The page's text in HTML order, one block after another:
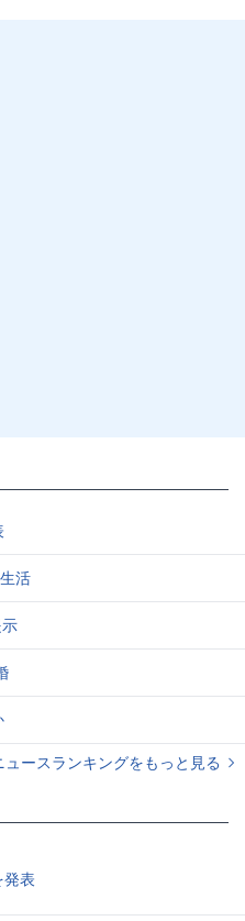
活
ュースランキングをもっと見る
表